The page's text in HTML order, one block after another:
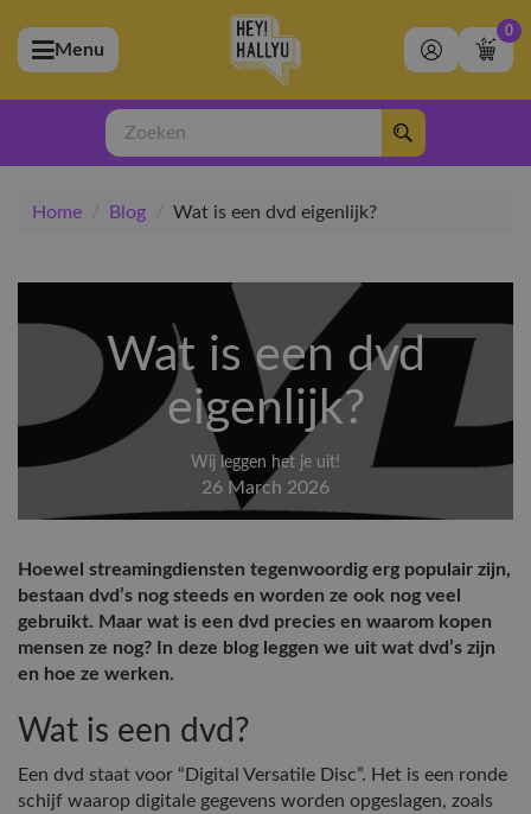
(Artiesten)
(Merchandise)
(Exclusive)
Menu
0
Zoeken
Home / Blog / Wat is een dvd eigenlijk?
Wat is een dvd
eigenlijk?
Wij leggen het je uit!
26 March 2026
Hoewel streamingdiensten tegenwoordig erg populair zijn,
bestaan dvd’s nog steeds en worden ze ook nog veel
gebruikt. Maar wat is een dvd precies en waarom kopen
mensen ze nog? In deze blog leggen we uit wat dvd’s zijn
en hoe ze werken.
Wat is een dvd?
Een dvd staat voor “Digital Versatile Disc”. Het is een ronde
schijf waarop digitale gegevens worden opgeslagen, zoals